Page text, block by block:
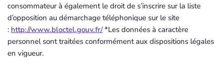
consommateur à également le droit de s’inscrire sur la liste
d’opposition au démarchage téléphonique sur le site
: http://www.bloctel.gouv.fr/*Les données à caractère
personnel sont traitées conformément aux dispositions légales
en vigueur.